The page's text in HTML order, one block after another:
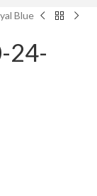
Blue
24-